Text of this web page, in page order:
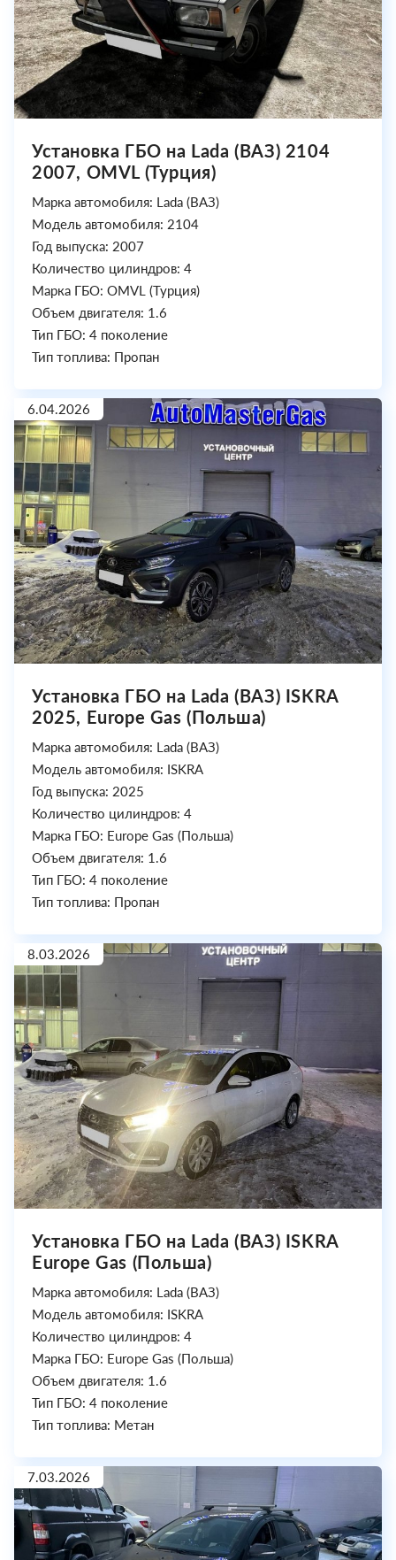
Установка ГБО на Lada (ВАЗ) 2104
2007, OMVL (Турция)
Марка автомобиля: Lada (ВАЗ)
Модель автомобиля: 2104
Год выпуска: 2007
Количество цилиндров: 4
Марка ГБО: OMVL (Турция)
Объем двигателя: 1.6
Тип ГБО: 4 поколение
Тип топлива: Пропан
6.04.2026
Установка ГБО на Lada (ВАЗ) ISKRA
2025, Europe Gas (Польша)
Марка автомобиля: Lada (ВАЗ)
Модель автомобиля: ISKRA
Год выпуска: 2025
Количество цилиндров: 4
Марка ГБО: Europe Gas (Польша)
Объем двигателя: 1.6
Тип ГБО: 4 поколение
Тип топлива: Пропан
8.03.2026
Установка ГБО на Lada (ВАЗ) ISKRA
Europe Gas (Польша)
Марка автомобиля: Lada (ВАЗ)
Модель автомобиля: ISKRA
Количество цилиндров: 4
Марка ГБО: Europe Gas (Польша)
Объем двигателя: 1.6
Тип ГБО: 4 поколение
Тип топлива: Метан
7.03.2026